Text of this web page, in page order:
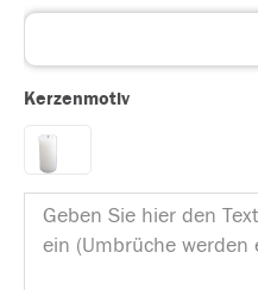
Kerzenmotiv